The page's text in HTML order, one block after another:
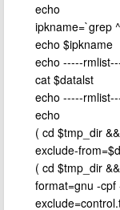
echo
ipkname=`grep
echo $ipkname
echo -----
cat $datalst
echo -----
echo
( cd $tmp_dir
exclude-
( cd $tmp_dir
format=gnu -cpf